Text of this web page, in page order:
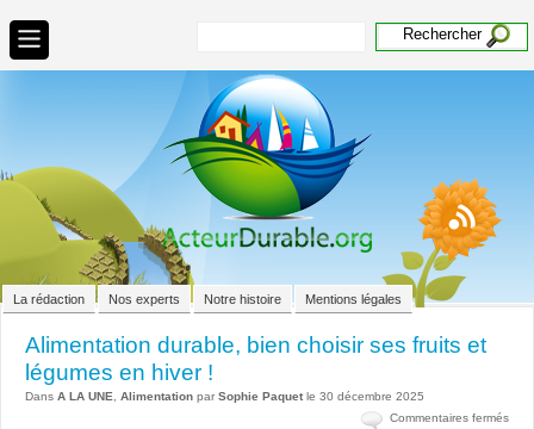
La rédaction Nos experts Notre histoire Mentions légales
Alimentation durable, bien choisir ses fruits et
légumes en hiver !
Dans A LA UNE Alimentation par Sophie Paquet le 30 décembre 2025
Commentaires ferméssur